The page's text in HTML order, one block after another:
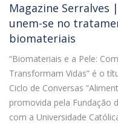
Magazine Serralves
unem-se no
biomateriais
“Biomateriais e a Pele:
Transformam Vidas” é o
Ciclo de Conversas
promovida pela Fundação
com a Universidade